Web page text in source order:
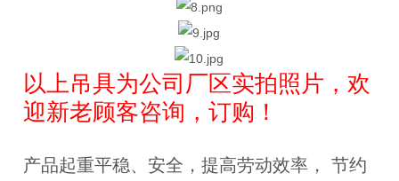
以上吊具为公司厂区实拍照片，欢
迎新老顾客咨询，订购！
产品起重平稳、安全，提高劳动效率， 节约